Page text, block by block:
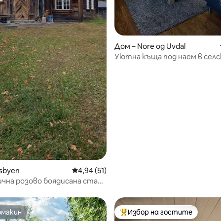
5, 58 отзива
Средна оценка: 4,94 от 5, 51 отзива
4,94 (51)
розово боядисана стая
Дом – Nore og Uvdal
Уютна къща под наем в
Най-популярен избор на
Избор на гостите